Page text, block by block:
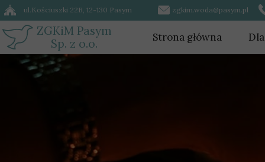
zgkim.woda@pasym.pl
ul.Kościuszki 22B, 12-130 Pasym
ZGKiM Pasym
Sp. z o.o.
Strona główna